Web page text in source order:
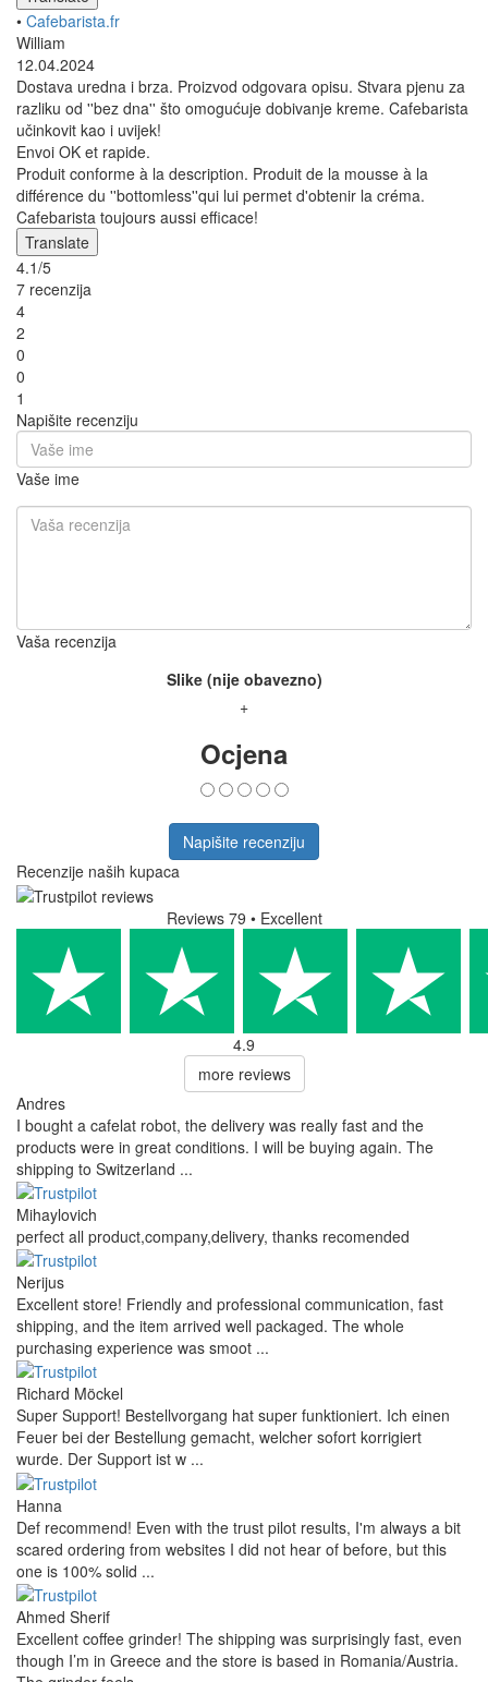
• Cafebarista.fr
William
12.04.2024
Dostava uredna i brza. Proizvod odgovara opisu. Stvara pjenu za
razliku od ''bez dna'' što omogućuje dobivanje kreme. Cafebarista
učinkovit kao i uvijek!
Envoi OK et rapide.
Produit conforme à la description. Produit de la mousse à la
différence du ''bottomless''qui lui permet d'obtenir la créma.
Cafebarista toujours aussi efficace!
Translate
4.1/5
7 recenzija
4
2
0
0
1
Napišite recenziju
Vaše ime
Vaša recenzija
Slike (nije obavezno)
+
Ocjena
Napišite recenziju
Recenzije naših kupaca
Reviews 79 • Excellent
4.9
more reviews
Andres
I bought a cafelat robot, the delivery was really fast and the
products were in great conditions. I will be buying again. The
shipping to Switzerland ...
Mihaylovich
perfect all product,company,delivery, thanks recomended
Nerijus
Excellent store! Friendly and professional communication, fast
shipping, and the item arrived well packaged. The whole
purchasing experience was smoot ...
Richard Möckel
Super Support! Bestellvorgang hat super funktioniert. Ich einen
Feuer bei der Bestellung gemacht, welcher sofort korrigiert
wurde. Der Support ist w ...
Hanna
Def recommend! Even with the trust pilot results, I'm always a bit
scared ordering from websites I did not hear of before, but this
one is 100% solid ...
Ahmed Sherif
Excellent coffee grinder! The shipping was surprisingly fast, even
though I’m in Greece and the store is based in Romania/Austria.